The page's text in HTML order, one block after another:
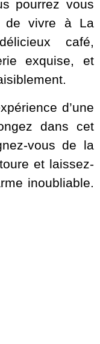
pourrez vous
de vivre à La
café,
exquise, et
d’une
dans cet
vous de la
et laissez-
inoubliable.